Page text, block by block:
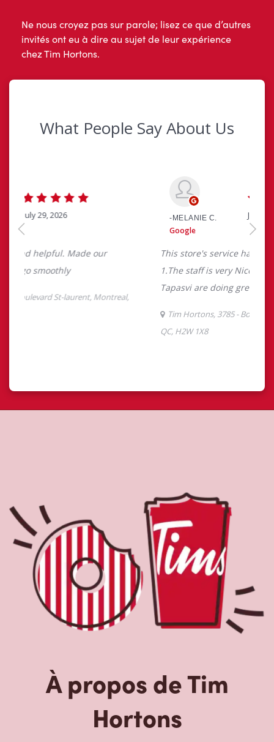
Ne nous croyez pas sur parole; lisez ce que d’autres
invités ont eu à dire au sujet de leur expérience
chez Tim Hortons.
À propos de Tim
Hortons